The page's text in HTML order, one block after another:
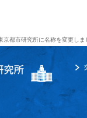
京都市研究所に名称を変更しま